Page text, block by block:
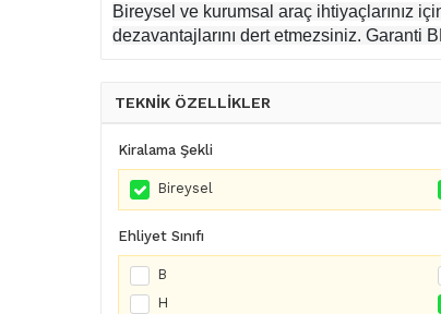
Bireysel ve kurumsal araç ihtiyaçlarınız
dezavantajlarını dert etmezsiniz. Garanti
TEKNİK ÖZELLİKLER
Kiralama Şekli
Bireysel
Ehliyet Sınıfı
B
H